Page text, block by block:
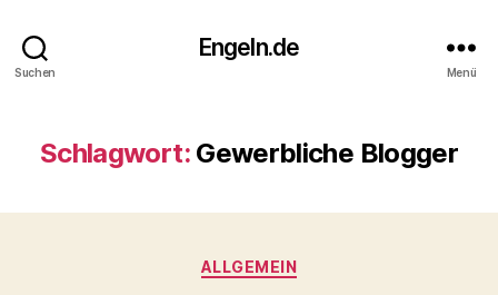
Suchen
Engeln.de
Menü
Schlagwort: Gewerbliche Blogger
Kategorien
ALLGEMEIN